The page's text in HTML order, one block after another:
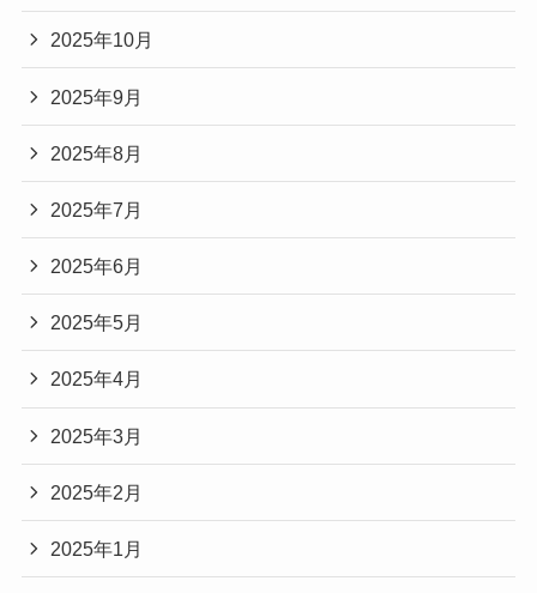
2025年10月
2025年9月
2025年8月
2025年7月
2025年6月
2025年5月
2025年4月
2025年3月
2025年2月
2025年1月